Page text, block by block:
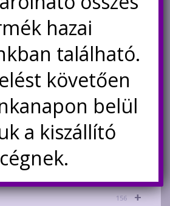
+
181
+
156
hazai
található.
követően
belül
a kiszállító
cégnek.